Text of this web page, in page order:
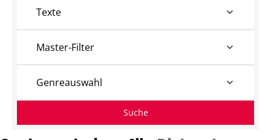
Texte
Master-Filter
Genreauswahl
Suche